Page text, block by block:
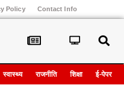
Policy Contact Info
स्वास्थ्य राजनीति शिक्षा ई-पेपर